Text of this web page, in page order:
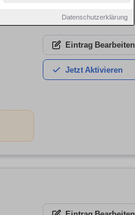
Datenschutzerklärung
Eintrag Bearbeiten
Jetzt Aktivieren